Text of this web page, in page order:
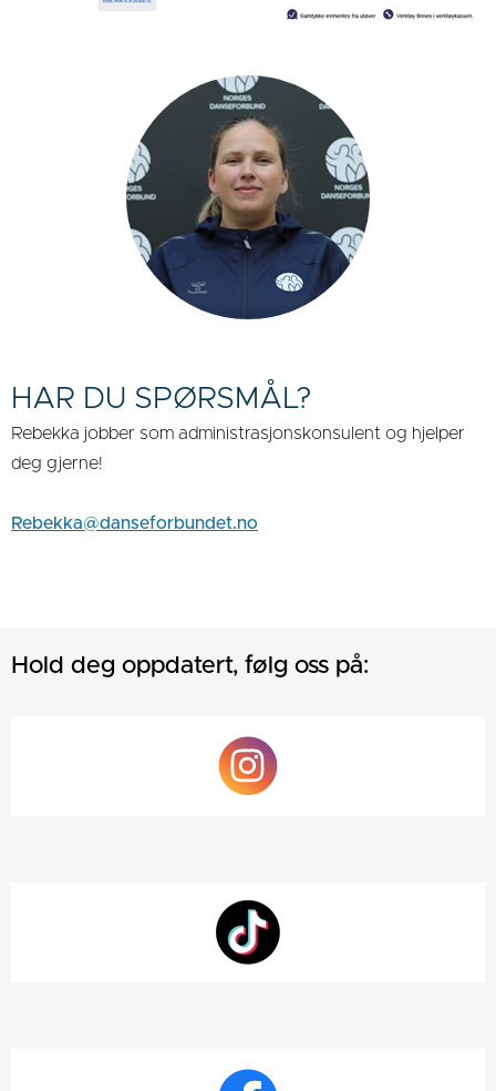
HAR DU SPØRSMÅL?
Rebekka jobber som administrasjonskonsulent og hjelper
deg gjerne!
Rebekka@danseforbundet.no
Hold deg oppdatert, følg oss på: